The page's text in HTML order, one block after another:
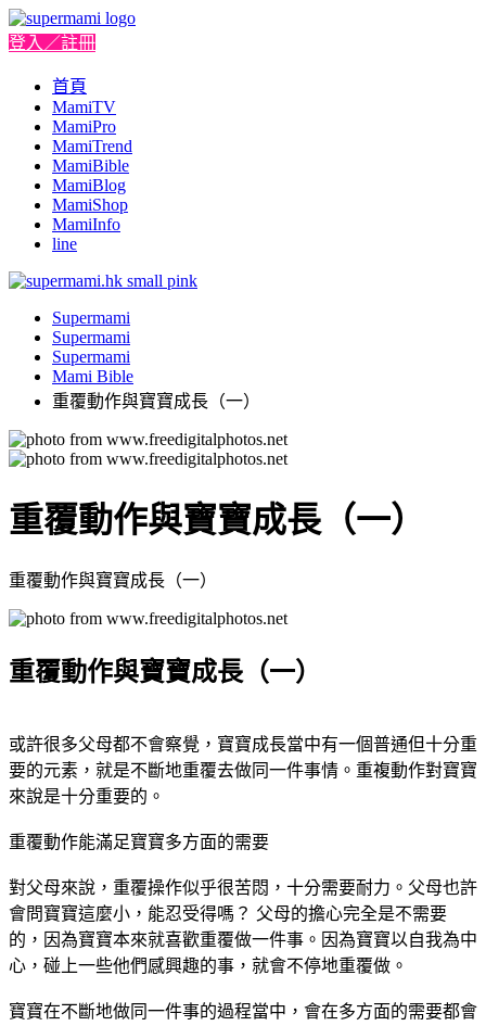
登入／註冊
首頁
MamiTV
MamiPro
MamiTrend
MamiBible
MamiBlog
MamiShop
MamiInfo
line
Supermami
Supermami
Supermami
Mami Bible
重覆動作與寶寶成長（一）
重覆動作與寶寶成長（一）
重覆動作與寶寶成長（一）
重覆動作與寶寶成長（一）
或許很多父母都不會察覺，寶寶成長當中有一個普通但十分重
要的元素，就是不斷地重覆去做同一件事情。重複動作對寶寶
來說是十分重要的。
重覆動作能滿足寶寶多方面的需要
對父母來說，重覆操作似乎很苦悶，十分需要耐力。父母也許
會問寶寶這麼小，能忍受得嗎？ 父母的擔心完全是不需要
的，因為寶寶本來就喜歡重覆做一件事。因為寶寶以自我為中
心，碰上一些他們感興趣的事，就會不停地重覆做。
寶寶在不斷地做同一件事的過程當中，會在多方面的需要都會